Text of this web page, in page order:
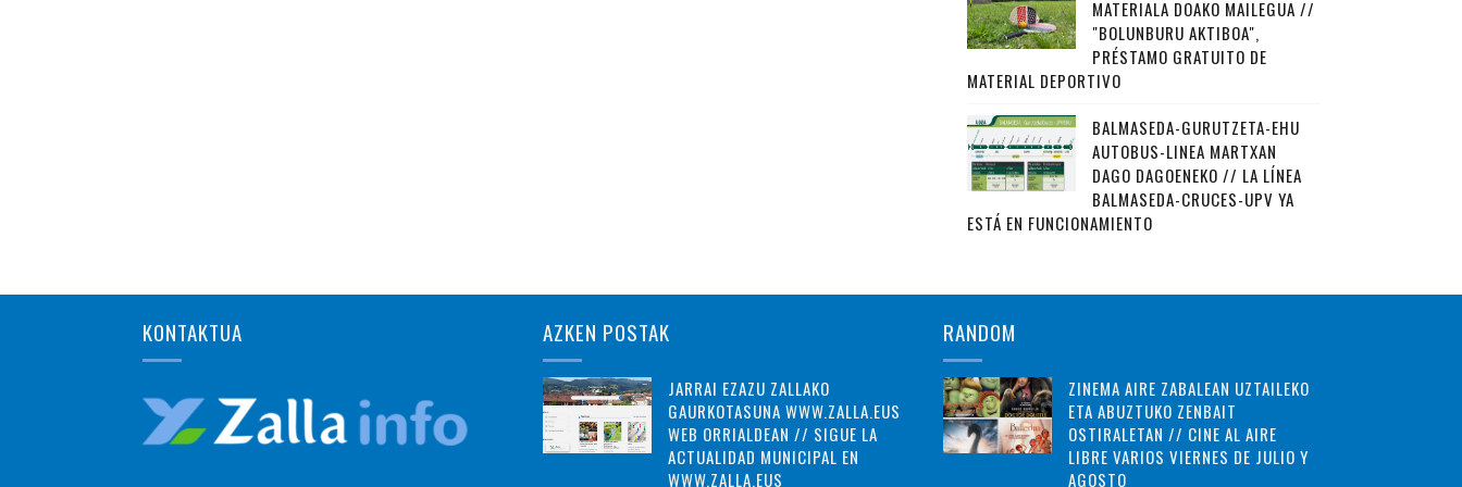
MATERIALA DOAKO MAILEGUA //
"BOLUNBURU AKTIBOA",
PRÉSTAMO GRATUITO DE
MATERIAL DEPORTIVO
BALMASEDA-GURUTZETA-EHU
AUTOBUS-LINEA MARTXAN
DAGO DAGOENEKO // LA LÍNEA
BALMASEDA-CRUCES-UPV YA
ESTÁ EN FUNCIONAMIENTO
KONTAKTUA AZKEN POSTAK
JARRAI EZAZU ZALLAKO
GAURKOTASUNA WWW.ZALLA.EUS
WEB ORRIALDEAN // SIGUE LA
ACTUALIDAD MUNICIPAL EN
WWW.ZALLA.EUS
RANDOM
ZINEMA AIRE ZABALEAN UZTAILEKO
ETA ABUZTUKO ZENBAIT
OSTIRALETAN // CINE AL AIRE
LIBRE VARIOS VIERNES DE JULIO Y
AGOSTO